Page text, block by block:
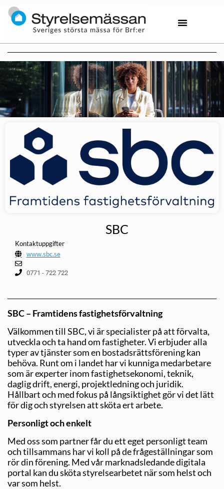
SBC
Kontaktuppgifter
www.sbc.se
0771 - 722 722
SBC – Framtidens fastighetsförvaltning
Välkommen till SBC, vi är specialister på att förvalta,
utveckla och ta hand om fastigheter. Vi erbjuder alla
typer av tjänster som en bostadsrättsförening kan
behöva. Runt om i landet har vi kunniga medarbetare
som är experter inom fastighetsekonomi, teknik,
daglig drift, energi, projektledning och juridik.
Hållbart och med fokus på långsiktighet gör vi det lätt
för dig och styrelsen att sköta ert arbete.
Personligt och enkelt
Med oss som partner får du ett eget personligt team
och tillsammans har vi koll på de frågeställningar som
rör din förening. Med vår marknadsledande digitala
portal kan du sköta styrelsearbetet när som helst och
var som helst.